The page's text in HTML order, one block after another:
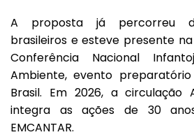
A proposta já percorreu
brasileiros e esteve presente
Conferência Nacional
Ambiente, evento
Brasil. Em 2026, a circulação
integra as ações de 30
EMCANTAR.